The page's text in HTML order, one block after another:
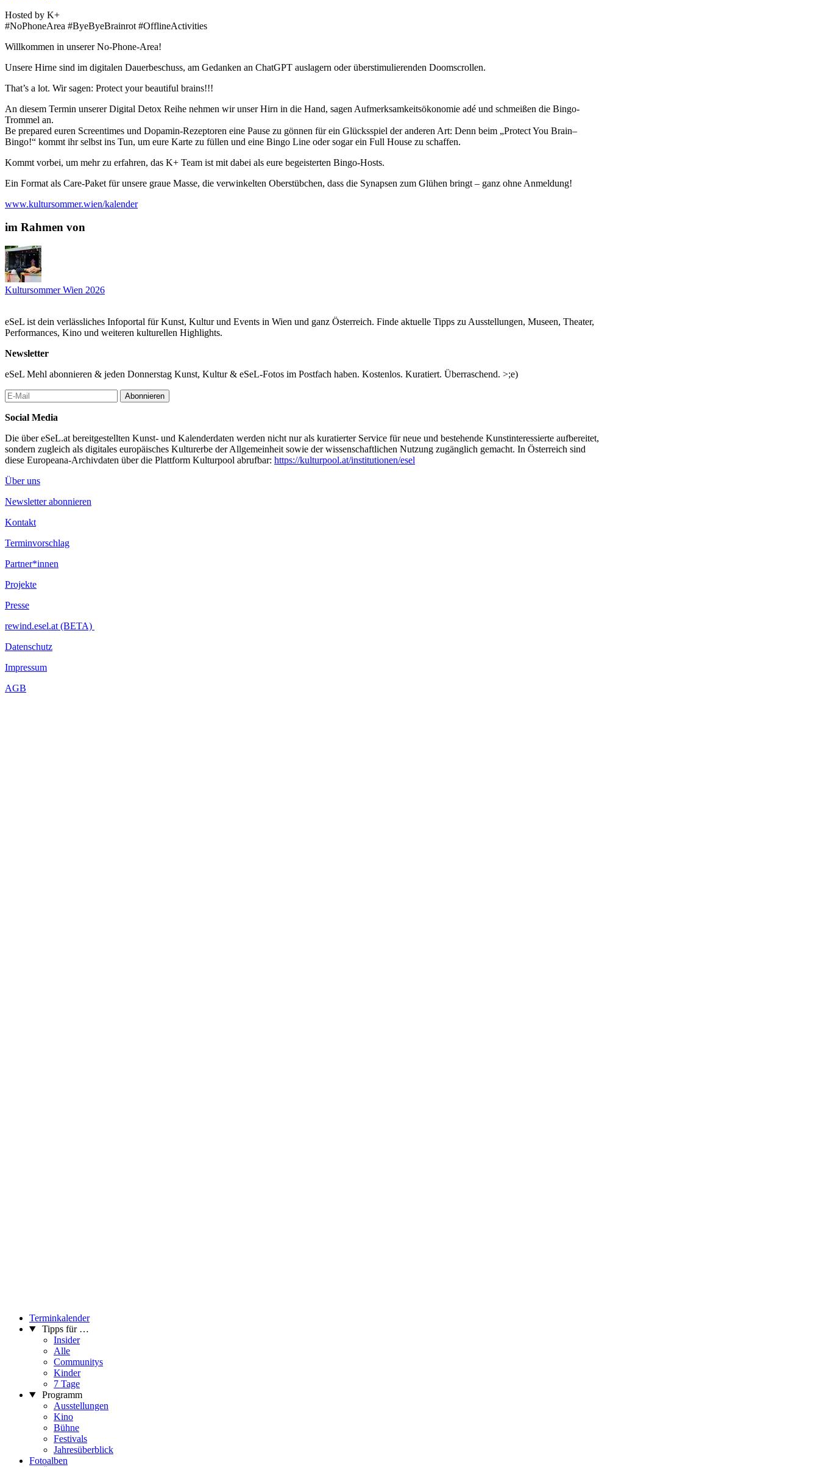
Hosted by K+
#NoPhoneArea #ByeByeBrainrot #OfflineActivities
Willkommen in unserer No-Phone-Area!
Unsere Hirne sind im digitalen Dauerbeschuss, am Gedanken an ChatGPT auslagern oder überstimulierenden Doomscrollen.
That’s a lot. Wir sagen: Protect your beautiful brains!!!
An diesem Termin unserer Digital Detox Reihe nehmen wir unser Hirn in die Hand, sagen Aufmerksamkeitsökonomie adé und schmeißen die Bingo-
Trommel an.
Be prepared euren Screentimes und Dopamin-Rezeptoren eine Pause zu gönnen für ein Glücksspiel der anderen Art: Denn beim „Protect You Brain–
Bingo!“ kommt ihr selbst ins Tun, um eure Karte zu füllen und eine Bingo Line oder sogar ein Full House zu schaffen.
Kommt vorbei, um mehr zu erfahren, das K+ Team ist mit dabei als eure begeisterten Bingo-Hosts.
Ein Format als Care-Paket für unsere graue Masse, die verwinkelten Oberstübchen, dass die Synapsen zum Glühen bringt – ganz ohne Anmeldung!
www.kultursommer.wien/kalender
im Rahmen von
Kultursommer Wien 2026
eSeL ist dein verlässliches Infoportal für Kunst, Kultur und Events in Wien und ganz Österreich. Finde aktuelle Tipps zu Ausstellungen, Museen, Theater,
Performances, Kino und weiteren kulturellen Highlights.
Newsletter
eSeL Mehl abonnieren & jeden Donnerstag Kunst, Kultur & eSeL-Fotos im Postfach haben. Kostenlos. Kuratiert. Überraschend. >;e)
Abonnieren
Social Media
Die über eSeL.at bereitgestellten Kunst- und Kalenderdaten werden nicht nur als kuratierter Service für neue und bestehende Kunstinteressierte aufbereitet,
sondern zugleich als digitales europäisches Kulturerbe der Allgemeinheit sowie der wissenschaftlichen Nutzung zugänglich gemacht. In Österreich sind
diese Europeana-Archivdaten über die Plattform Kulturpool abrufbar: https://kulturpool.at/institutionen/esel
Über uns
Newsletter abonnieren
Kontakt
Terminvorschlag
Partner*innen
Projekte
Presse
rewind.esel.at (BETA)
Datenschutz
Impressum
AGB
Terminkalender
Tipps für …
Insider
Alle
Communitys
Kinder
7 Tage
Programm
Ausstellungen
Kino
Bühne
Festivals
Jahresüberblick
Fotoalben